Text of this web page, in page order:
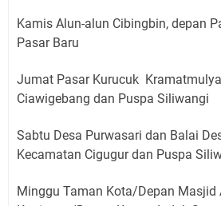
Kamis Alun-alun Cibingbin, depan
Pasar Baru
Jumat Pasar Kurucuk
Ciawigebang dan Puspa Siliwangi
Sabtu Desa Purwasari dan Balai
Kecamatan Cigugur dan Puspa
Minggu Taman Kota/Depan Masjid